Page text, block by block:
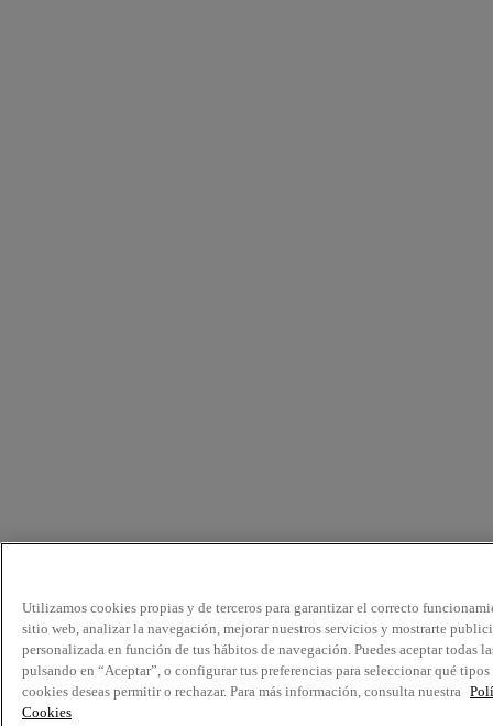
Utilizamos cookies propias y de terceros para garantizar el correcto
sitio web, analizar la navegación, mejorar nuestros servicios y mostrarte
personalizada en función de tus hábitos de navegación. Puedes aceptar todas
pulsando en “Aceptar”, o configurar tus preferencias para seleccionar qué tipos
cookies deseas permitir o rechazar. Para más información, consulta nuestra
Cookies